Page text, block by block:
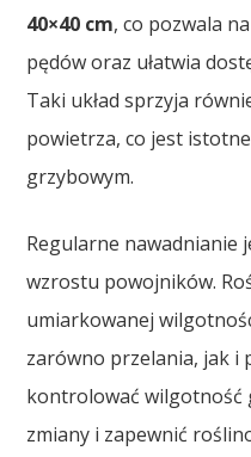
40×40 cm, co pozwala
pędów oraz ułatwia
Taki układ sprzyja
powietrza, co jest
grzybowym.
Regularne nawadnianie
wzrostu powojników.
umiarkowanej
zarówno przelania, jak i
kontrolować wilgotność
zmiany i zapewnić